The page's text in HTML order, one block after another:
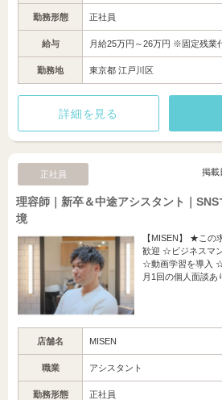
勤務形態 正社員
給与 月給25万円～26万円 ※固定残業
勤務地 東京都 江戸川区
詳細を見る
正社員 掲載
理容師｜新卒＆中途アシスタント｜
境
【MISEN】 ★こ
歓迎 ☆ビジネスマ
☆動画学習を導入
月1回の個人面談
店舗名 MISEN
職業 アシスタント
勤務形態 正社員